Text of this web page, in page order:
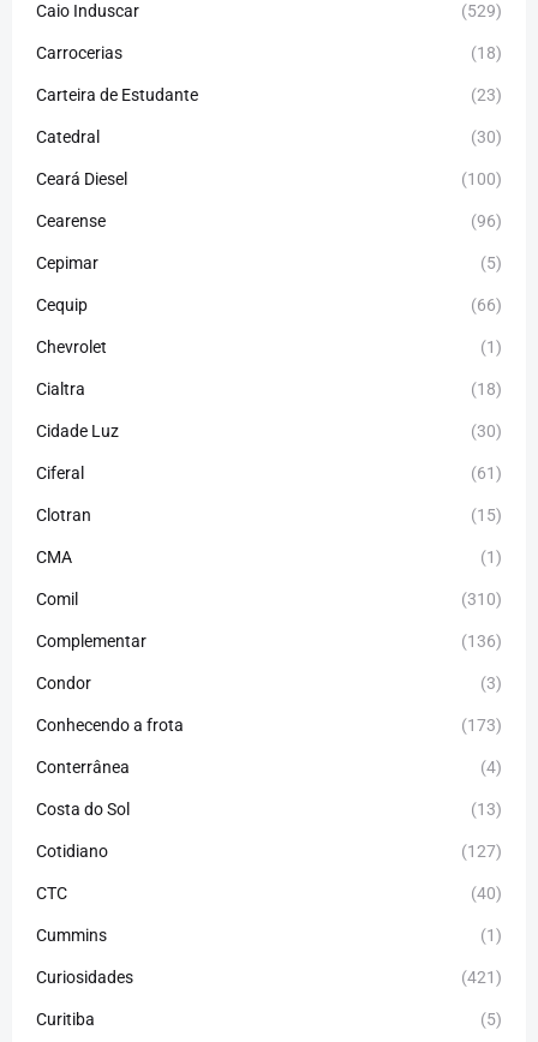
Caio Induscar (529)
Carrocerias (18)
Carteira de Estudante (23)
Catedral (30)
Ceará Diesel (100)
Cearense (96)
Cepimar (5)
Cequip (66)
Chevrolet (1)
Cialtra (18)
Cidade Luz (30)
Ciferal (61)
Clotran (15)
CMA (1)
Comil (310)
Complementar (136)
Condor (3)
Conhecendo a frota (173)
Conterrânea (4)
Costa do Sol (13)
Cotidiano (127)
CTC (40)
Cummins (1)
Curiosidades (421)
Curitiba (5)